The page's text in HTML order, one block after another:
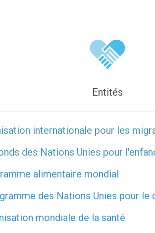
Entités
internationale pour les
des Nations Unies pour
alimentaire mondial
des Nations Unies pour le
mondiale de la santé